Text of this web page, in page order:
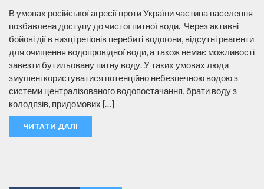
В умовах російської агресії проти України частина населення
позбавлена доступу до чистої питної води. Через активні
бойові дії в низці регіонів перебиті водогони, відсутні реагенти
для очищення водопровідної води, а також немає можливості
завезти бутильовану питну воду. У таких умовах люди
змушені користуватися потенційно небезпечною водою з
системи централізованого водопостачання, брати воду з
колодязів, придомових […]
ЧИТАТИ ДАЛІ